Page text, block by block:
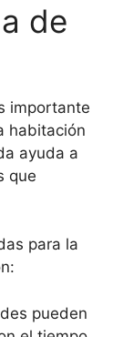
de
importante
habitación
ayuda a
que
para la
pueden